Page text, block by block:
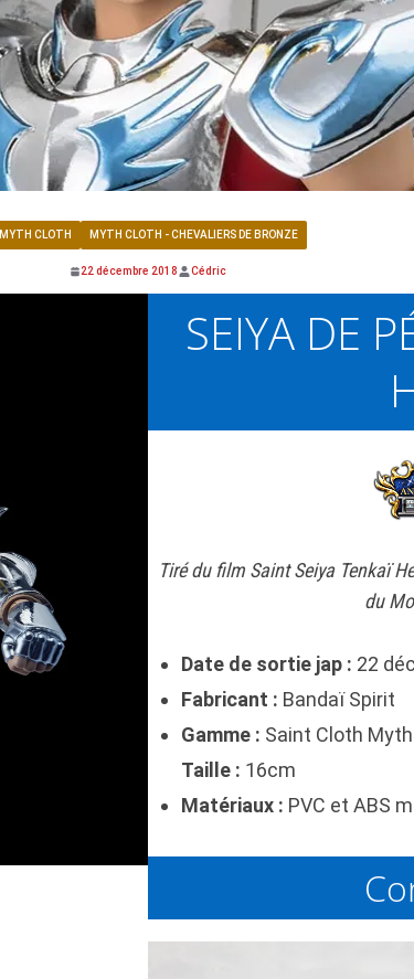
MYTH CLOTH MYTH CLOTH - CHEVALIERS DE BRONZE
22 décembre 2018 Cédric
SEIYA DE
Tiré du film Saint Seiya Tenkaï
du
Date de sortie jap : 22
Fabricant : Bandaï Spirit
Gamme : Saint Cloth
Taille : 16cm
Matériaux : PVC et ABS